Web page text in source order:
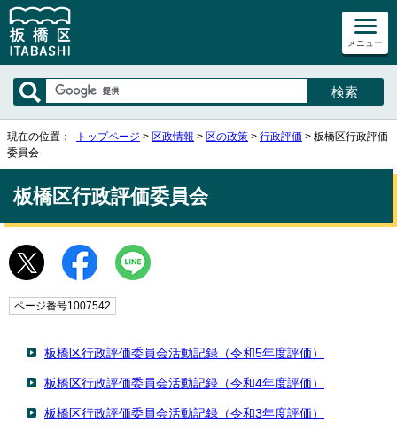
メニュー
現在の位置： トップページ > 区政情報 > 区の政策 > 行政評価 > 板橋区行政評価
委員会
板橋区行政評価委員会
ページ番号1007542
板橋区行政評価委員会活動記録（令和5年度評価）
板橋区行政評価委員会活動記録（令和4年度評価）
板橋区行政評価委員会活動記録（令和3年度評価）